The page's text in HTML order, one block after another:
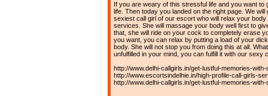
If you are weary of this stressful life and you want to
life. Then today you landed on the right page. We will
sexiest call girl of our escort who will relax your body
services. She will massage your body well first to
that, she will ride on your cock to completely erase
you want, you can relax by putting a load of your
body. She will not stop you from doing this at all.
unfulfilled in your mind, you can fulfill it with our sexy
http://www.delhi-callgirls.in/get-lustful-memories-with-
http://www.escortsindelhie.in/high-profile-call-girls-
http://www.delhi-callgirls.in/get-lustful-memories-with-